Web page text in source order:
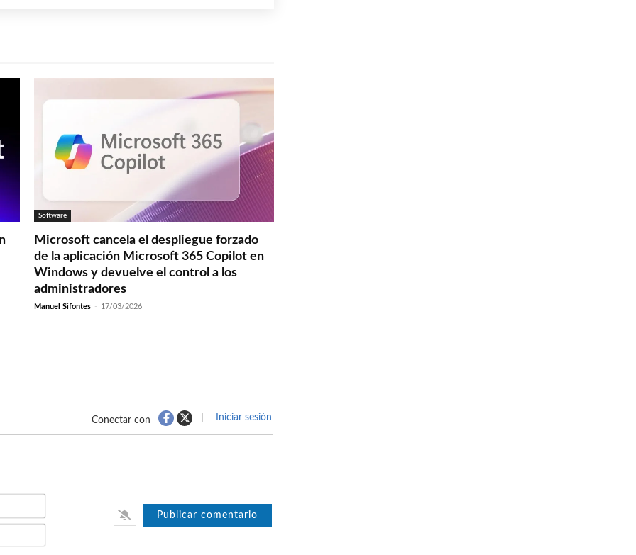
Software
Microsoft cancela el despliegue forzado
de la aplicación Microsoft 365 Copilot en
Windows y devuelve el control a los
administradores
Manuel Sifontes - 17/03/2026
Conectar con Iniciar sesión